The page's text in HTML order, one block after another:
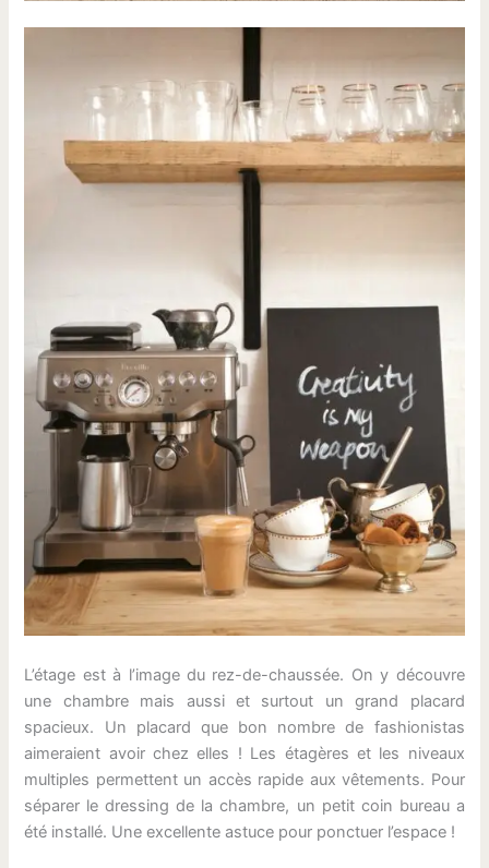
L’étage est à l’image du rez-de-chaussée. On y découvre
une chambre mais aussi et surtout un grand placard
spacieux. Un placard que bon nombre de fashionistas
aimeraient avoir chez elles ! Les étagères et les niveaux
multiples permettent un accès rapide aux vêtements. Pour
séparer le dressing de la chambre, un petit coin bureau a
été installé. Une excellente astuce pour ponctuer l’espace !